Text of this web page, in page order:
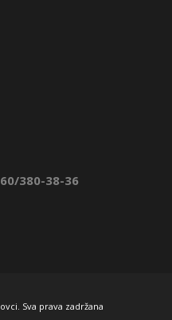
380-38-36
Sva prava zadržana